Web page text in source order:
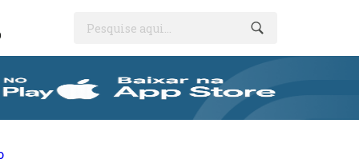
Pesquise aqui...